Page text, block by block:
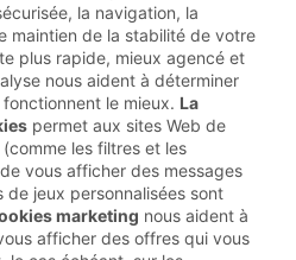
la navigation, la
maintien de la stabilité de votre
plus rapide, mieux agencé et
nous aident à déterminer
le mieux. La
permet aux sites Web de
les filtres et les
vous afficher des messages
jeux personnalisées sont
marketing nous aident à
afficher des offres qui vous